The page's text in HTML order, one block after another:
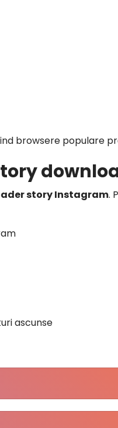
browsere populare
story Instagram.
ascunse
utilizat și nu necesită